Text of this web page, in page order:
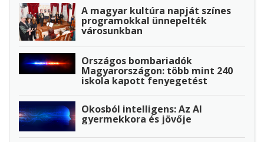
A magyar kultúra napját színes
programokkal ünnepelték
városunkban
Országos bombariadók
Magyarországon: több mint 240
iskola kapott fenyegetést
Okosból intelligens: Az AI
gyermekkora és jövője